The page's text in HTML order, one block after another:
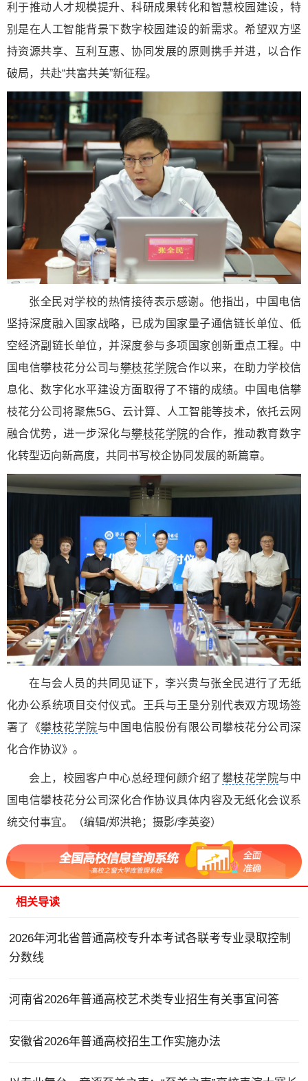
利于推动人才规模提升、科研成果转化和智慧校园建设，特
别是在人工智能背景下数字校园建设的新需求。希望双方坚
持资源共享、互利互惠、协同发展的原则携手并进，以合作
破局，共赴“共富共美”新征程。
张全民对学校的热情接待表示感谢。他指出，中国电信
坚持深度融入国家战略，已成为国家量子通信链长单位、低
空经济副链长单位，并深度参与多项国家创新重点工程。中
国电信攀枝花分公司与攀枝花学院合作以来，在助力学校信
息化、数字化水平建设方面取得了不错的成绩。中国电信攀
枝花分公司将聚焦5G、云计算、人工智能等技术，依托云网
融合优势，进一步深化与攀枝花学院的合作，推动教育数字
化转型迈向新高度，共同书写校企协同发展的新篇章。
在与会人员的共同见证下，李兴贵与张全民进行了无纸
化办公系统项目交付仪式。王兵与王垦分别代表双方现场签
署了《攀枝花学院与中国电信股份有限公司攀枝花分公司深
化合作协议》。
会上，校园客户中心总经理何颜介绍了攀枝花学院与中
国电信攀枝花分公司深化合作协议具体内容及无纸化会议系
统交付事宜。（编辑/郑洪艳；摄影/李英姿）
相关导读
2026年河北省普通高校专升本考试各联考专业录取控制
分数线
河南省2026年普通高校艺术类专业招生有关事宜问答
安徽省2026年普通高校招生工作实施办法